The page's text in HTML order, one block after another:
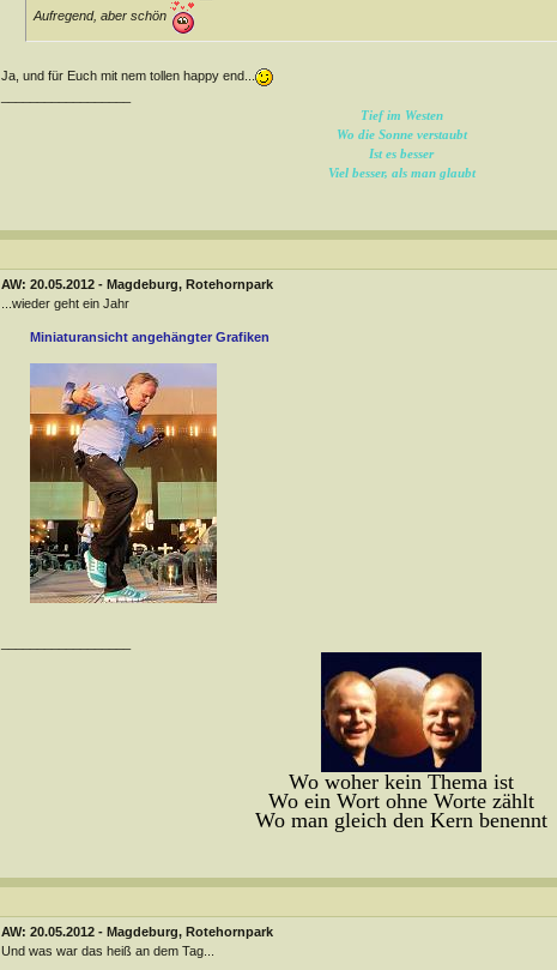
Aufregend, aber schön
Ja, und für Euch mit nem tollen happy end...
Tief im Westen
Wo die Sonne verstaubt
Ist es besser
Viel besser, als man glaubt
AW: 20.05.2012 - Magdeburg, Rotehornpark
...wieder geht ein Jahr
Miniaturansicht angehängter Grafiken
Wo woher kein Thema ist
Wo ein Wort ohne Worte zählt
Wo man gleich den Kern benennt
AW: 20.05.2012 - Magdeburg, Rotehornpark
Und was war das heiß an dem Tag...